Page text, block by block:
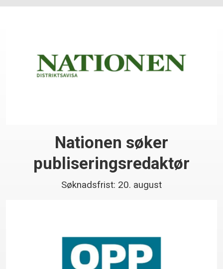
Nationen søker
publiseringsredaktør
Søknadsfrist: 20. august